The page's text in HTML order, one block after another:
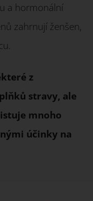
a hormonální
zahrnují ženšen,
z
stravy, ale
mnoho
účinky na